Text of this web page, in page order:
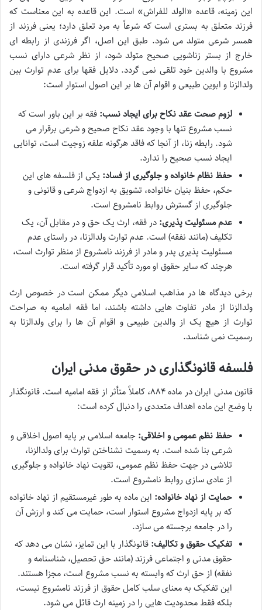
این زمینه، قاعده «الولد للفراش» است. این قاعده به این معناست که
فرزند متعلق به بستری است که شرعاً به مرد تعلق دارد؛ یعنی فرزند از
همسر شرعی متولد می شود. طبق این اصل، اگر فرزندی از رابطه ای
خارج از بستر زناشویی صحیح متولد شود، از نظر شرعی دارای نسب
مشروع با والدین خود تلقی نمی گردد. دلایل فقها برای عدم توارث بین
ولدالزنا و ابوین طبیعی و اقوام آن ها بر این اصول استوار است:
لزوم صحت عقد نکاح برای ایجاد نسب: فقه بر این باور است که
نسب مشروع تنها با وجود عقد نکاح صحیح و شرعی برقرار می
شود. رابطه زنا، از آنجا که فاقد هرگونه علقه زوجیت است، توانایی
ایجاد نسب صحیح را ندارد.
حفظ نظام خانواده و جلوگیری از فساد: یکی از فلسفه های این
حکم، حفظ بنیان خانواده، تشویق به ازدواج شرعی و قانونی و
جلوگیری از گسترش روابط نامشروع است.
عدم مسئولیت پذیری: در فقه، ارث یک حق و در مقابل آن، یک
تکلیف (مانند نفقه) است. عدم توارث ولدالزنا، در راستای عدم
مسئولیت پذیری پدر و مادر از فرزند نامشروع از منظر توارث است،
هرچند که سایر حقوق او مورد تأکید قرار گرفته است.
برخی دیدگاه ها در مذاهب اسلامی دیگر ممکن است در خصوص ارث
ولدالزنا از مادر تفاوت هایی داشته باشند، اما فقه امامیه به صراحت
توارث از هیچ یک از والدین طبیعی و اقوام آن ها را برای ولدالزنا به
رسمیت نمی شناسد.
فلسفه قانونگذاری در حقوق مدنی ایران
قانون مدنی ایران در ماده ۸۸۴، کاملاً متأثر از فقه امامیه است. قانونگذار
با وضع این ماده اهداف متعددی را دنبال کرده است:
حفظ نظم عمومی و اخلاقی: جامعه اسلامی بر پایه اصول اخلاقی و
شرعی بنا شده است. به رسمیت نشناختن توارث برای ولدالزنا،
تلاشی در جهت حفظ نظم عمومی، تقویت نهاد خانواده و جلوگیری
از عادی سازی روابط نامشروع است.
حمایت از نهاد خانواده: این ماده به طور غیرمستقیم از نهاد خانواده
که بر پایه ازدواج مشروع استوار است، حمایت می کند و ارزش آن
را در جامعه برجسته می سازد.
تفکیک حقوق و تکالیف: قانونگذار با این تمایز، نشان می دهد که
حقوق مدنی و اجتماعی فرزند (مانند حق تحصیل، شناسنامه و
نفقه) از حق ارث که وابسته به نسب مشروع است، مجزا هستند.
این تفکیک به معنای سلب کامل حقوق از فرزند نامشروع نیست،
بلکه فقط محدودیت هایی را در زمینه ارث قائل می شود.